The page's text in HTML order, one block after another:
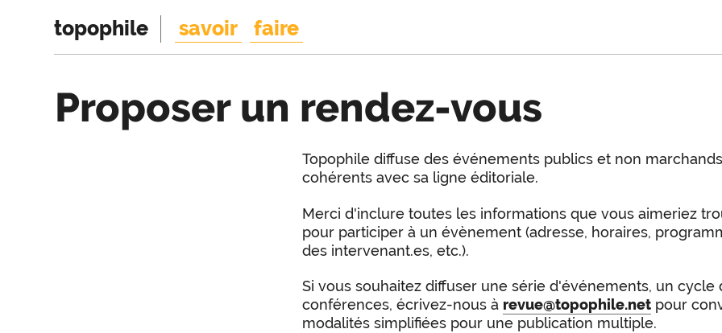
topophile savoir faire
Proposer un rendez-vous
Topophile diffuse des événements publics et non
cohérents avec sa ligne éditoriale.
Merci d'inclure toutes les informations que vous aimeriez
pour participer à un évènement (adresse, horaires,
des intervenant.es, etc.).
Si vous souhaitez diffuser une série d'événements, un cycle
conférences, écrivez-nous à revue@topophile.net pour
modalités simplifiées pour une publication multiple.